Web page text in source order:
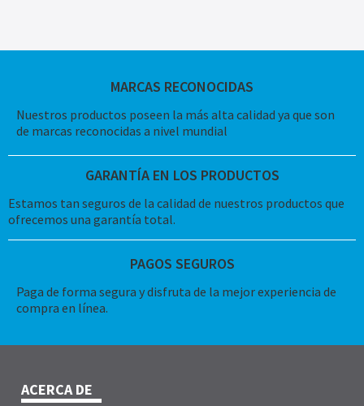
MARCAS RECONOCIDAS
Nuestros productos poseen la más alta calidad ya que son
de marcas reconocidas a nivel mundial
GARANTÍA EN LOS PRODUCTOS
Estamos tan seguros de la calidad de nuestros productos que
ofrecemos una garantía total.
PAGOS SEGUROS
Paga de forma segura y disfruta de la mejor experiencia de
compra en línea.
ACERCA DE